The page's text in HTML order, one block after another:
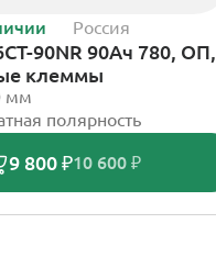
Россия
90NR 90Ач 780, ОП,
клеммы
мм
полярность
9 800 ₽10 600 ₽